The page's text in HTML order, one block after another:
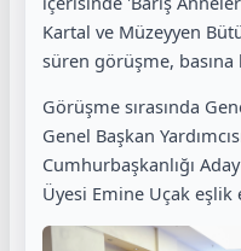
Kartal ve Müzeyyen
süren görüşme,
Görüşme sırasında
Genel Başkan
Cumhurbaşkanlığı
Üyesi Emine Uçak eşlik